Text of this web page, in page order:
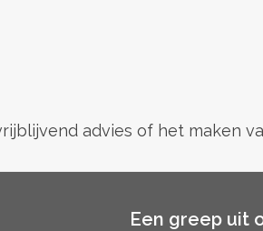
advies of het maken
Een greep uit